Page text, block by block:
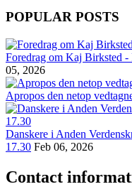
POPULAR POSTS
Foredrag om Kaj Birksted -
05, 2026
Apropos den netop
Danskere i Anden
17.30 Feb 06, 2026
Contact